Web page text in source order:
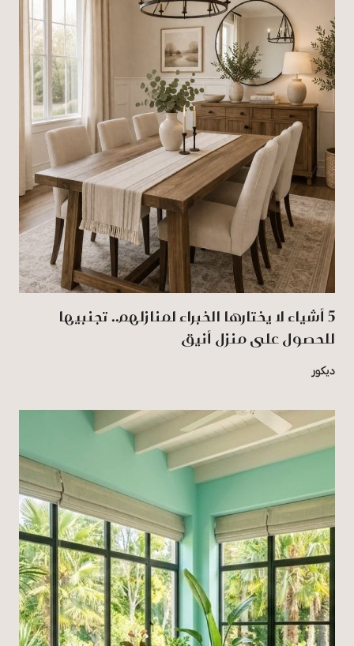
5 أشياء لا يختارها الخبراء لمنازلهم.. تجنبيها
للحصول على منزل أنيق
ديكور